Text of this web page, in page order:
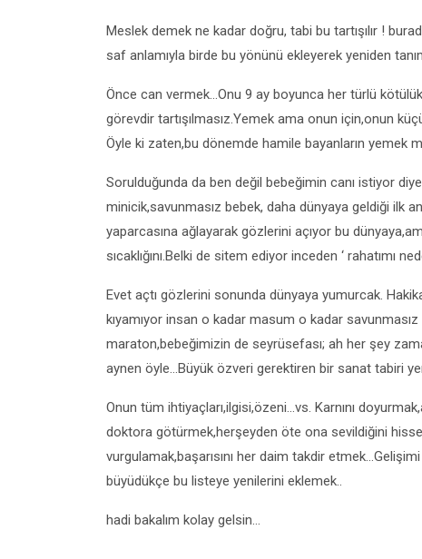
Meslek demek ne kadar doğru, tabi bu tartışılır !
saf anlamıyla birde bu yönünü ekleyerek yeniden
Önce can vermek…Onu 9 ay boyunca her türlü
görevdir tartışılmasız.Yemek ama onun için,onun
Öyle ki zaten,bu dönemde hamile bayanların yemek
Sorulduğunda da ben değil bebeğimin canı istiyor
minicik,savunmasız bebek, daha dünyaya geldiği ilk
yaparcasına ağlayarak gözlerini açıyor bu
sıcaklığını.Belki de sitem ediyor inceden ‘ rahatımı
Evet açtı gözlerini sonunda dünyaya yumurcak.
kıyamıyor insan o kadar masum o kadar
maraton,bebeğimizin de seyrüsefası; ah her şey
aynen öyle…Büyük özveri gerektiren bir sanat tabiri
Onun tüm ihtiyaçları,ilgisi,özeni…vs. Karnını
doktora götürmek,herşeyden öte ona sevildiğini
vurgulamak,başarısını her daim takdir
büyüdükçe bu listeye yenilerini eklemek..
hadi bakalım kolay gelsin…